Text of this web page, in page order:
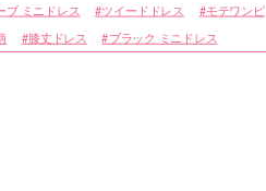
ブ ミニドレス ツイードドレス モテワンピ
膝丈ドレス ブラック ミニドレス